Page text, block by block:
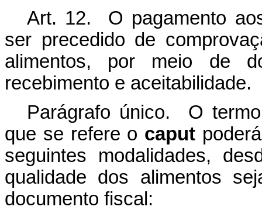
Art. 12. O pagamento
ser precedido de
alimentos, por meio de
recebimento e aceitabilidade.
Parágrafo único. O
que se refere o caput
seguintes modalidades,
qualidade dos alimentos
documento fiscal: